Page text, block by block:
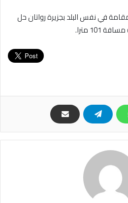
في نفس البلد بجزيرة رواتان حل
101 مترا.